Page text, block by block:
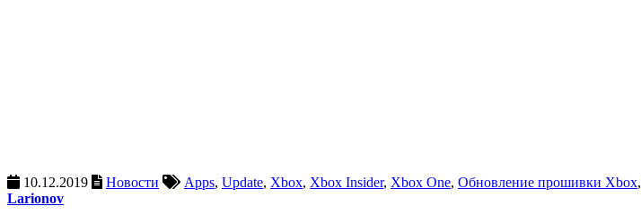
10.12.2019 Новости Apps, Update, Xbox, Xbox Insider, Xbox One, Обновление прошивки Xbox,
Larionov